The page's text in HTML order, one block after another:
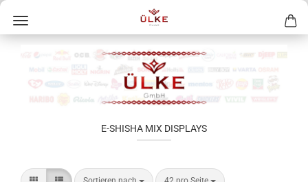
E-SHISHA MIX DISPLAYS